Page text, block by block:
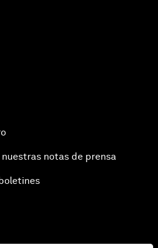
notas de prensa